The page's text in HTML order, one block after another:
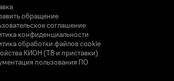
обращение
соглашение
конфиденциальности
обработки файлов cookie
КИОН (ТВ и приставки)
пользования ПО